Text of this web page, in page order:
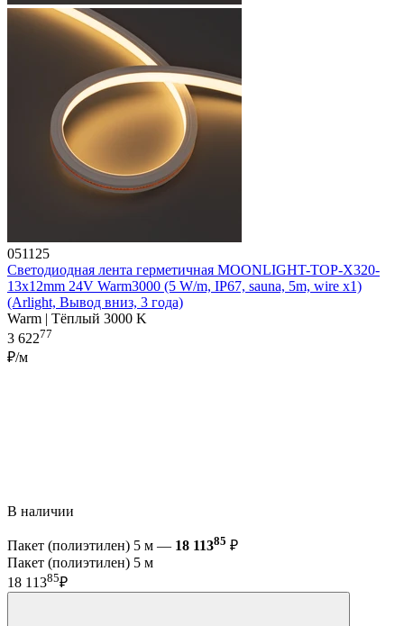
051125
Светодиодная лента герметичная MOONLIGHT-TOP-X320-
13x12mm 24V Warm3000 (5 W/m, IP67, sauna, 5m, wire x1)
(Arlight, Вывод вниз, 3 года)
Warm | Тёплый 3000 K
3 62277
₽/м
В наличии
Пакет (полиэтилен) 5 м — 18 11385 ₽
Пакет (полиэтилен) 5 м
18 11385₽